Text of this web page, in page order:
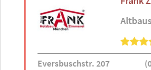
Eversbuschstr. 207